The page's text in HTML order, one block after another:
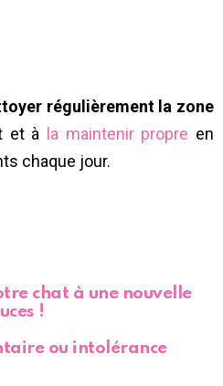
régulièrement la zone
et à la maintenir propre en
chaque jour.
chat à une nouvelle
!
ou intolérance